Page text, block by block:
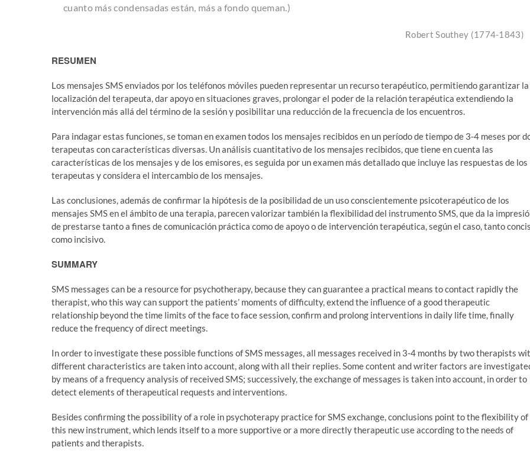
cuanto más condensadas están, más a fondo queman.)
Robert Southey (1774-1843)
RESUMEN
Los mensajes SMS enviados por los teléfonos móviles pueden representar un recurso terapéutico, permitiendo garantizar la
localización del terapeuta, dar apoyo en situaciones graves, prolongar el poder de la relación terapéutica extendiendo la
intervención más allá del término de la sesión y posibilitar una reducción de la frecuencia de los encuentros.
Para indagar estas funciones, se toman en examen todos los mensajes recibidos en un período de tiempo de 3-4 meses por
terapeutas con características diversas. Un análisis cuantitativo de los mensajes recibidos, que tiene en cuenta las
características de los mensajes y de los emisores, es seguida por un examen más detallado que incluye las respuestas de los
terapeutas y considera el intercambio de los mensajes.
Las conclusiones, además de confirmar la hipótesis de la posibilidad de un uso conscientemente psicoterapéutico de los
mensajes SMS en el ámbito de una terapia, parecen valorizar también la flexibilidad del instrumento SMS, que da la
de prestarse tanto a fines de comunicación práctica como de apoyo o de intervención terapéutica, según el caso, tanto
como incisivo.
SUMMARY
SMS messages can be a resource for psychotherapy, because they can guarantee a practical means to contact rapidly the
therapist, who this way can support the patients’ moments of difficulty, extend the influence of a good therapeutic
relationship beyond the time limits of the face to face session, confirm and prolong interventions in daily life time, finally
reduce the frequency of direct meetings.
In order to investigate these possible functions of SMS messages, all messages received in 3-4 months by two therapists
different characteristics are taken into account, along with all their replies. Some content and writer factors are
by means of a frequency analysis of received SMS; successively, the exchange of messages is taken into account, in order to
detect elements of therapeutical requests and interventions.
Besides confirming the possibility of a role in psychoterapy practice for SMS exchange, conclusions point to the flexibility of
this new instrument, which lends itself to a more supportive or a more directly therapeutic use according to the needs of
patients and therapists.